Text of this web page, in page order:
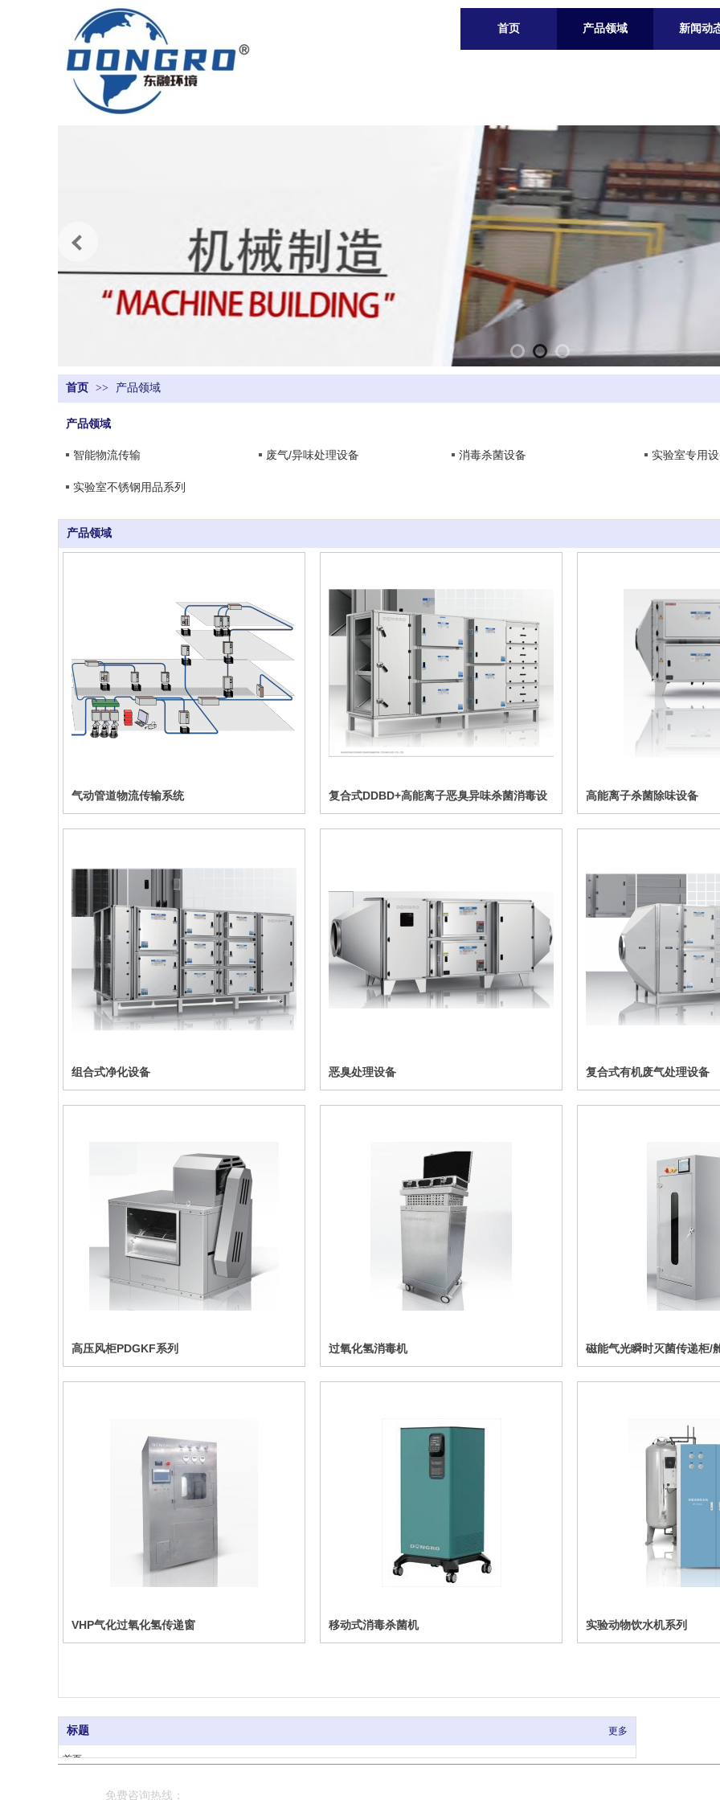
首页 产品领域 新闻动
首页 >> 产品领域
产品领域
智能物流传输 废气/异味处理设备 消毒杀菌设备 实验室专用
实验室不锈钢用品系列
产品领域
气动管道物流传输系统
复合式DDBD+高能离子恶臭异味杀菌消毒设
备
高能离子杀菌除味设备
组合式净化设备 恶臭处理设备 复合式有机废气处理设备
高压风柜PDGKF系列 过氧化氢消毒机 磁能气光瞬时灭菌传递柜/
VHP气化过氧化氢传递窗 移动式消毒杀菌机 实验动物饮水机系列
标题 更多
首页
免费咨询热线：